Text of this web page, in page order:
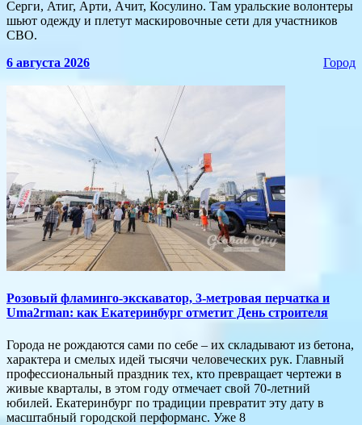
Серги, Атиг, Арти, Ачит, Косулино. Там уральские волонтеры
шьют одежду и плетут маскировочные сети для участников
СВО.
6 августа 2026
Город
Розовый фламинго-экскаватор, 3-метровая перчатка и
Uma2rman: как Екатеринбург отметит День строителя
Города не рождаются сами по себе – их складывают из бетона,
характера и смелых идей тысячи человеческих рук. Главный
профессиональный праздник тех, кто превращает чертежи в
живые кварталы, в этом году отмечает свой 70-летний
юбилей. Екатеринбург по традиции превратит эту дату в
масштабный городской перформанс. Уже 8